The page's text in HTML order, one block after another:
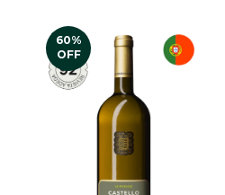
60%
OFF